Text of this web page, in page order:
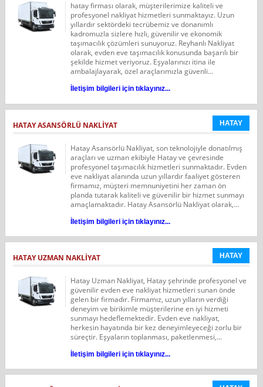
hatay firması olarak, müşterilerimize kaliteli ve
profesyonel nakliyat hizmetleri sunmaktayız. Uzun
yıllardır sektördeki tecrübemiz ve donanımlı
kadromuzla sizlere hızlı, güvenilir ve ekonomik
taşımacılık çözümleri sunuyoruz. Reyhanlı Nakliyat
olarak, evden eve taşımacılık konusunda başarılı bir
şekilde hizmet veriyoruz. Eşyalarınızı itina ile
ambalajlayarak, özel araçlarımızla güvenli...
İletişim bilgileri için tıklayınız...
HATAY ASANSÖRLÜ NAKLIYAT HATAY
Hatay Asansörlü Nakliyat, son teknolojiyle donatılmış
araçları ve uzman ekibiyle Hatay ve çevresinde
profesyonel taşımacılık hizmetleri sunmaktadır. Evden
eve nakliyat alanında uzun yıllardır faaliyet gösteren
firmamız, müşteri memnuniyetini her zaman ön
planda tutarak kaliteli ve güvenilir bir hizmet sunmayı
amaçlamaktadır. Hatay Asansörlü Nakliyat olarak,...
İletişim bilgileri için tıklayınız...
HATAY UZMAN NAKLIYAT HATAY
Hatay Uzman Nakliyat, Hatay şehrinde profesyonel ve
güvenilir evden eve nakliyat hizmetleri sunan önde
gelen bir firmadır. Firmamız, uzun yılların verdiği
deneyim ve birikimle müşterilerine en iyi hizmeti
sunmayı hedeflemektedir. Evden eve nakliyat,
herkesin hayatında bir kez deneyimleyeceği zorlu bir
süreçtir. Eşyaların toplanması, paketlenmesi,...
İletişim bilgileri için tıklayınız...